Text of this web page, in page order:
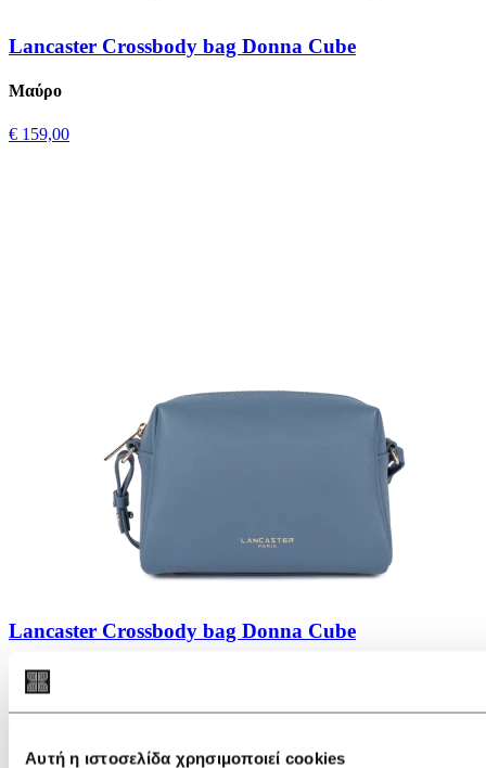
Αυτή η ιστοσελίδα χρησιμοποιεί cookies
Lancaster Crossbody bag Donna Cube
Μαύρο
€ 159,00
Lancaster Crossbody bag Donna Cube
Μπλε
€ 159,00